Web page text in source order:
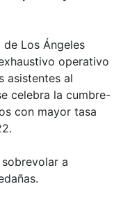
Los Ángeles
operativo
asistentes al
celebra la cumbre-
con mayor tasa
a